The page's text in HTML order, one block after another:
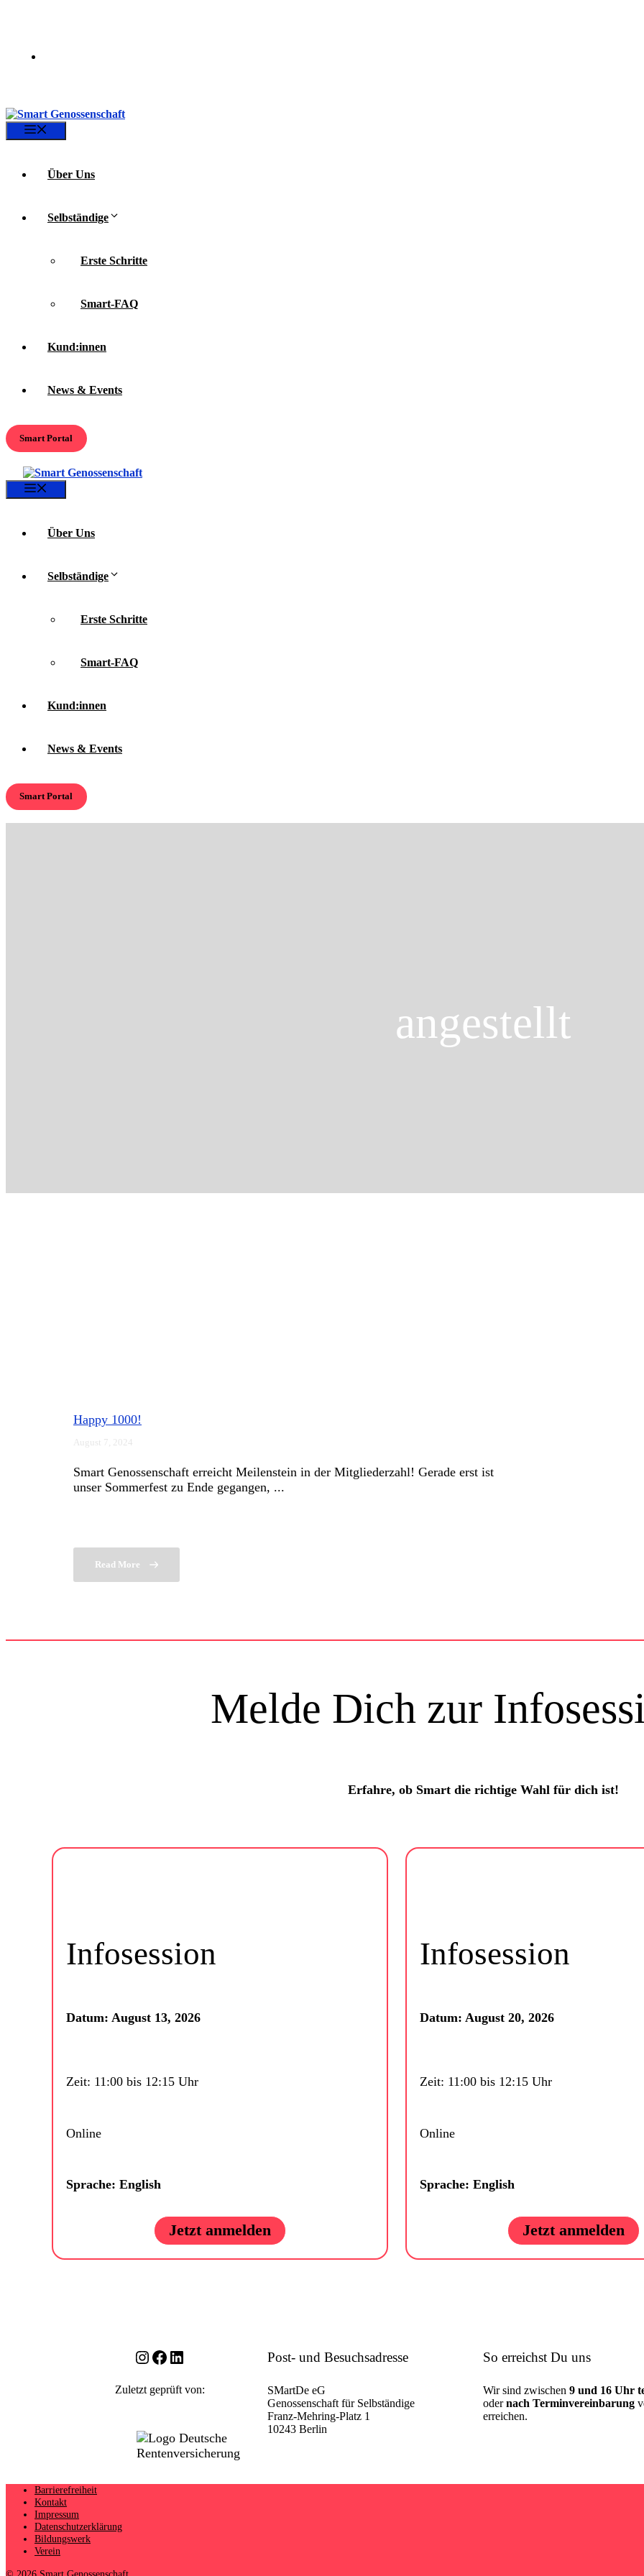
Über Uns
Selbständige
Erste Schritte
Smart-FAQ
Kund:innen
News & Events
Smart Portal
Über Uns
Selbständige
Erste Schritte
Smart-FAQ
Kund:innen
News & Events
Smart Portal
angestellt
Happy 1000!
August 7, 2024
Smart Genossenschaft erreicht Meilenstein in der Mitgliederzahl! Gerade erst ist
unser Sommerfest zu Ende gegangen, ...
Read More
Melde Dich zur
Erfahre, ob Smart die richtige Wahl für dich ist!
Infosession
Datum: August 13, 2026
Zeit: 11:00 bis 12:15 Uhr
Online
Sprache: English
Jetzt anmelden
Infosession
Datum: August 20, 2026
Zeit: 11:00 bis 12:15 Uhr
Online
Sprache: English
Jetzt anmelden
Instagram
Facebook
LinkedIn
Zuletzt geprüft von:
Post- und Besuchsadresse
SMartDe eG
Genossenschaft für Selbständige
Franz-Mehring-Platz 1
10243 Berlin
So erreichst Du uns
Wir sind zwischen 9 und 16 Uhr
odernach Terminvereinbarung
erreichen.
Barrierefreiheit
Kontakt
Impressum
Datenschutzerklärung
Bildungswerk
Verein
© 2026 Smart Genossenschaft